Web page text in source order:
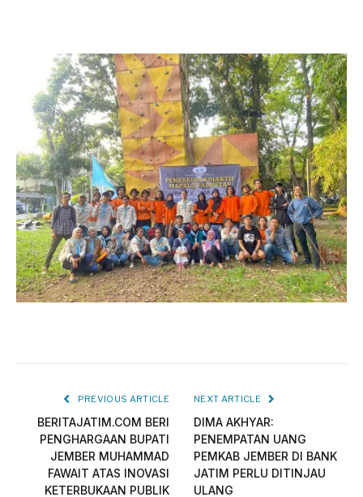
PREVIOUS ARTICLE
BERITAJATIM.COM BERI
PENGHARGAAN BUPATI
JEMBER MUHAMMAD
FAWAIT ATAS INOVASI
KETERBUKAAN PUBLIK
NEXT ARTICLE
DIMA AKHYAR:
PENEMPATAN UANG
PEMKAB JEMBER DI BANK
JATIM PERLU DITINJAU
ULANG